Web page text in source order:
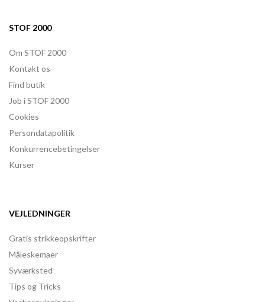
STOF 2000
Om STOF 2000
Kontakt os
Find butik
Job i STOF 2000
Cookies
Persondatapolitik
Konkurrencebetingelser
Kurser
VEJLEDNINGER
Gratis strikkeopskrifter
Måleskemaer
Syværksted
Tips og Tricks